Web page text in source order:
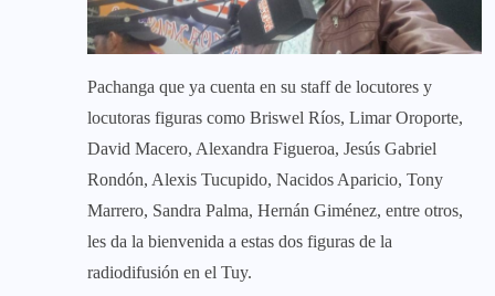
Pachanga que ya cuenta en su staff de locutores y
locutoras figuras como Briswel Ríos, Limar Oroporte,
David Macero, Alexandra Figueroa, Jesús Gabriel
Rondón, Alexis Tucupido, Nacidos Aparicio, Tony
Marrero, Sandra Palma, Hernán Giménez, entre otros,
les da la bienvenida a estas dos figuras de la
radiodifusión en el Tuy.